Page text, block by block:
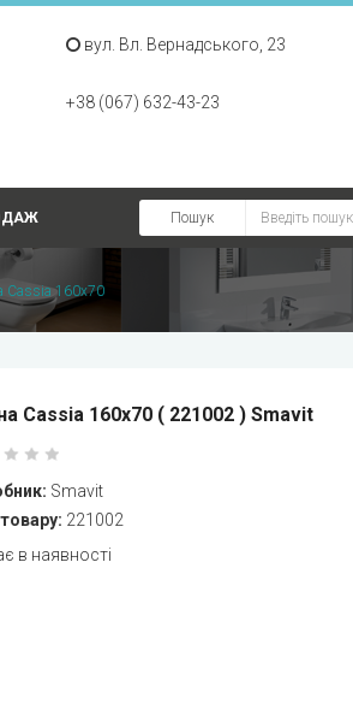
вул. Вл. Вернадського, 23
+38 (067) 632-43-23
Пошук
Cassia 160x70
Cassia 160x70 ( 221002 ) Smavit
Smavit
221002
в наявності